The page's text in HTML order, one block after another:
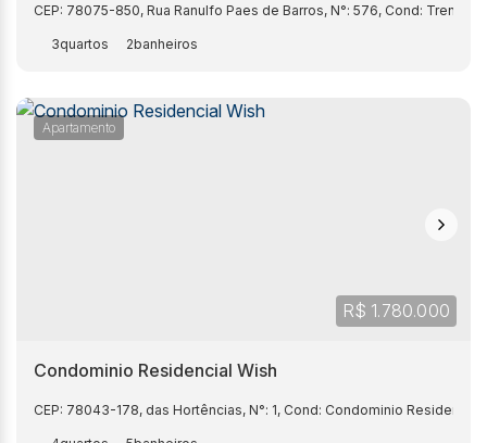
CEP: 78075-850, Rua Ranulfo Paes de Barros, N°: 576, Cond: Trend
3 2
Apartamento
R$ 1.780.000
Condominio Residencial Wish
CEP: 78043-178, das Hortências, N°: 1, Cond: Condominio Residencial